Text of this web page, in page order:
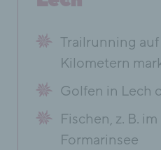
Trailrunning
Kilometern
Golfen in Lech
Fischen, z. B.
Formarinsee